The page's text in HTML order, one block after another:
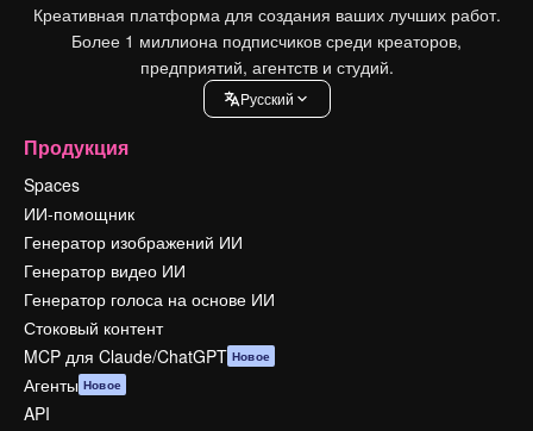
Креативная платформа для создания ваших лучших работ.
Более 1 миллиона подписчиков среди креаторов,
предприятий, агентств и студий.
Pусский
Продукция
Spaces
ИИ-помощник
Генератор изображений ИИ
Генератор видео ИИ
Генератор голоса на основе ИИ
Стоковый контент
MCP для Claude/ChatGPT Новое
Агенты Новое
API